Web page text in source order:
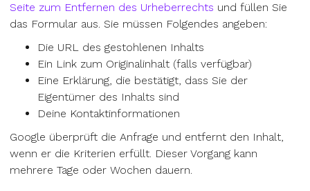
Seite zum Entfernen des Urheberrechts und füllen Sie
das Formular aus. Sie müssen Folgendes angeben:
Die URL des gestohlenen Inhalts
Ein Link zum Originalinhalt (falls verfügbar)
Eine Erklärung, die bestätigt, dass Sie der
Eigentümer des Inhalts sind
Deine Kontaktinformationen
Google überprüft die Anfrage und entfernt den Inhalt,
wenn er die Kriterien erfüllt. Dieser Vorgang kann
mehrere Tage oder Wochen dauern.